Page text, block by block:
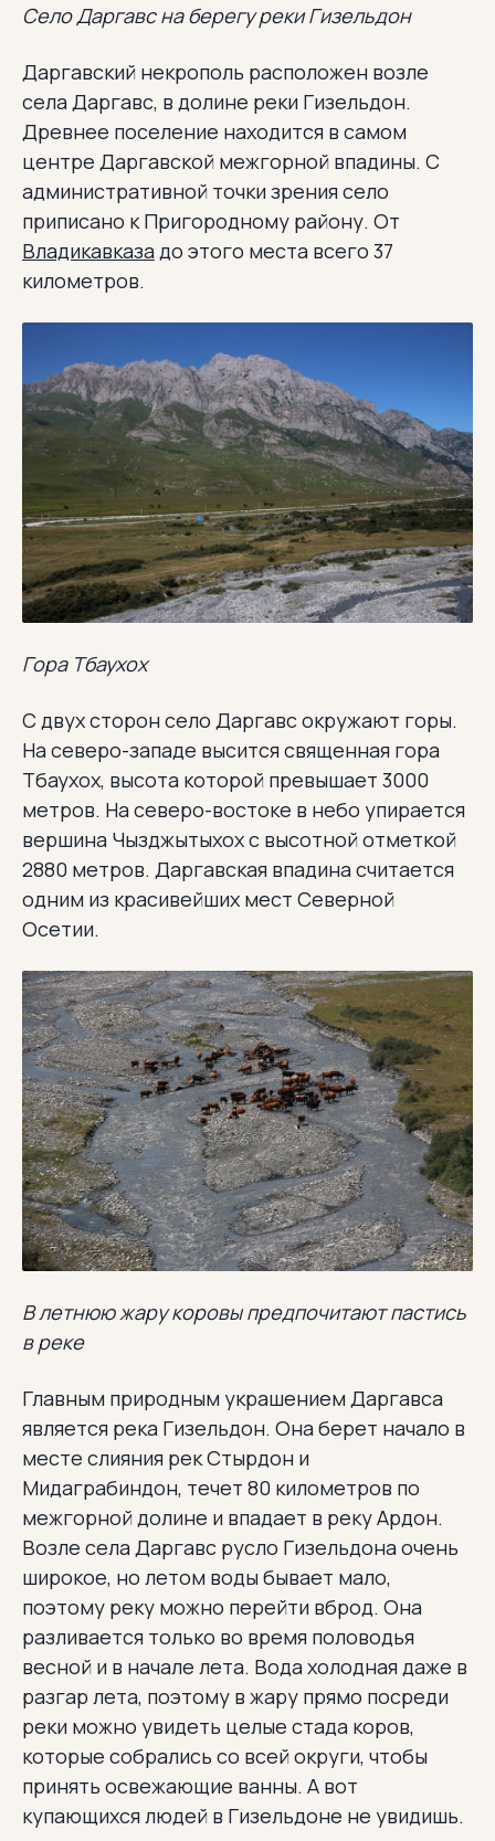
Село Даргавс на берегу реки Гизельдон
Даргавский некрополь расположен возле
села Даргавс, в долине реки Гизельдон.
Древнее поселение находится в самом
центре Даргавской межгорной впадины. С
административной точки зрения село
приписано к Пригородному району. От
Владикавказадо этого места всего 37
километров.
Гора Тбаухох
С двух сторон село Даргавс окружают горы.
На северо-западе высится священная гора
Тбаухох, высота которой превышает 3000
метров. На северо-востоке в небо упирается
вершина Чызджытыхох с высотной отметкой
2880 метров. Даргавская впадина считается
одним из красивейших мест Северной
Осетии.
В летнюю жару коровы предпочитают пастись
в реке
Главным природным украшением Даргавса
является река Гизельдон. Она берет начало в
месте слияния рек Стырдон и
Мидаграбиндон, течет 80 километров по
межгорной долине и впадает в реку Ардон.
Возле села Даргавс русло Гизельдона очень
широкое, но летом воды бывает мало,
поэтому реку можно перейти вброд. Она
разливается только во время половодья
весной и в начале лета. Вода холодная даже в
разгар лета, поэтому в жару прямо посреди
реки можно увидеть целые стада коров,
которые собрались со всей округи, чтобы
принять освежающие ванны. А вот
купающихся людей в Гизельдоне не увидишь.